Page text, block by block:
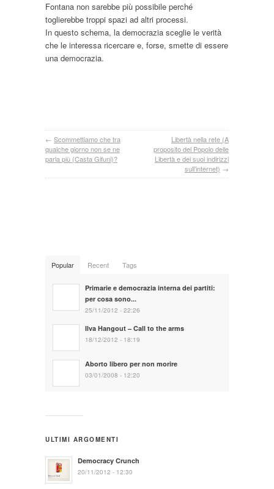
Fontana non sarebbe più possibile perché
toglierebbe troppi spazi ad altri processi.
In questo schema, la democrazia sceglie le verità
che le interessa ricercare e, forse, smette di essere
una democrazia.
← Scommettiamo che tra
qualche giorno non se ne
parla più (Casta Gifuni)?
Libertà nella rete (A
proposito del Popolo delle
Libertà e dei suoi indirizzi
sull’internet) →
Popular Recent Tags
Primarie e democrazia interna dei partiti:
per cosa sono...
25/11/2012 - 22:26
Ilva Hangout – Call to the arms
18/12/2012 - 18:19
Aborto libero per non morire
03/01/2008 - 12:20
ULTIMI ARGOMENTI
Democracy Crunch
20/11/2012 - 12:30